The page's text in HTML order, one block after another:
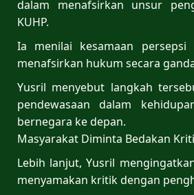
dalam menafsirkan unsur
KUHP.
Ia menilai kesamaan persepsi
menafsirkan hukum secara
Yusril menyebut langkah
pendewasaan dalam
bernegara ke depan.
Masyarakat Diminta Bedakan
Lebih lanjut, Yusril
menyamakan kritik dengan